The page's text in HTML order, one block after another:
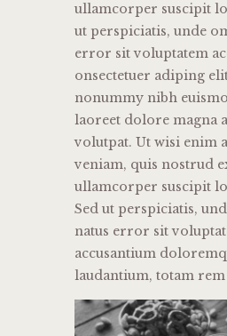
ullamcorper suscipit
ut perspiciatis, unde
error sit voluptatem
onsectetuer adiping
nonummy nibh
laoreet dolore magna
volutpat. Ut wisi enim
veniam, quis nostrud
ullamcorper suscipit
Sed ut perspiciatis,
natus error sit
accusantium
laudantium, totam